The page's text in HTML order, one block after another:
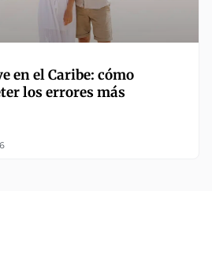
en el Caribe: cómo
los errores más